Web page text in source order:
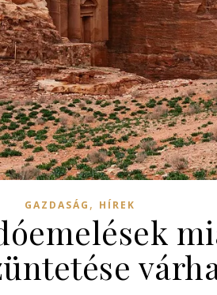
GAZDASÁG , HÍREK